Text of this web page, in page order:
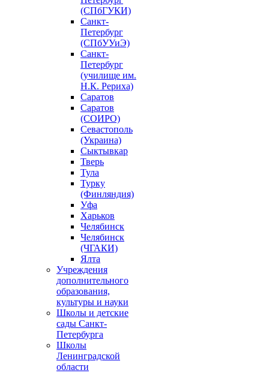
(СПбГУКИ)
Санкт-
Петербург
(СПбУУиЭ)
Санкт-
Петербург
(училище им.
Н.К. Рериха)
Саратов
Саратов
(СОИРО)
Севастополь
(Украина)
Сыктывкар
Тверь
Тула
Турку
(Финляндия)
Уфа
Харьков
Челябинск
Челябинск
(ЧГАКИ)
Ялта
Учреждения
дополнительного
образования,
культуры и науки
Школы и детские
сады Санкт-
Петербурга
Школы
Ленинградской
области